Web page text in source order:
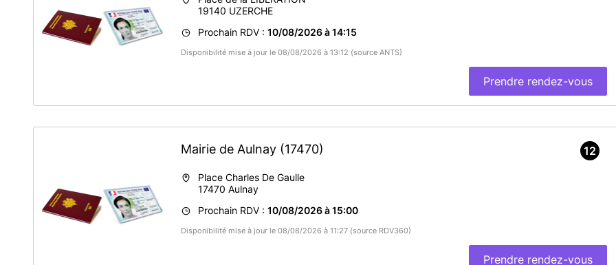
19140 UZERCHE
Prochain RDV : 10/08/2026 à 14:15
Disponibilité mise à jour le 08/08/2026 à 13:12 (source ANTS)
Prendre rendez-vous
Mairie de Aulnay (17470)
Place Charles De Gaulle
17470 Aulnay
Prochain RDV : 10/08/2026 à 15:00
Disponibilité mise à jour le 08/08/2026 à 11:27 (source RDV360)
Prendre rendez-vous
12